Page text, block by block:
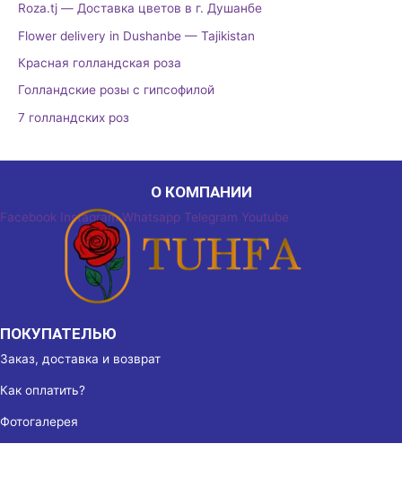
Roza.tj — Доставка цветов в г. Душанбе
Flower delivery in Dushanbe — Tajikistan
Красная голландская роза
Голландские розы с гипсофилой
7 голландских роз
О КОМПАНИИ
Facebook Instagram Whatsapp Telegram Youtube
ПОКУПАТЕЛЬЮ
Заказ, доставка и возврат
Как оплатить?
Фотогалерея